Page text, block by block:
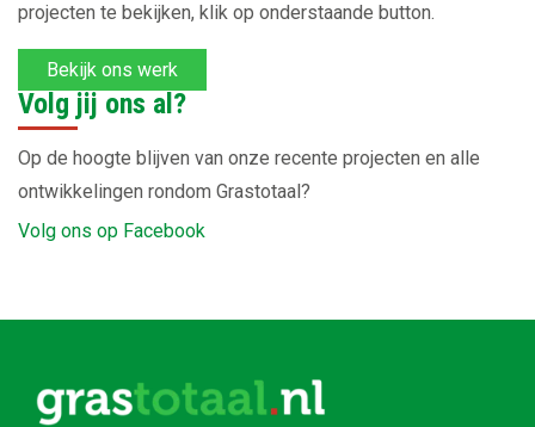
projecten te bekijken, klik op onderstaande button.
Bekijk ons werk
Volg jij ons al?
Op de hoogte blijven van onze recente projecten en alle
ontwikkelingen rondom Grastotaal?
Volg ons op Facebook